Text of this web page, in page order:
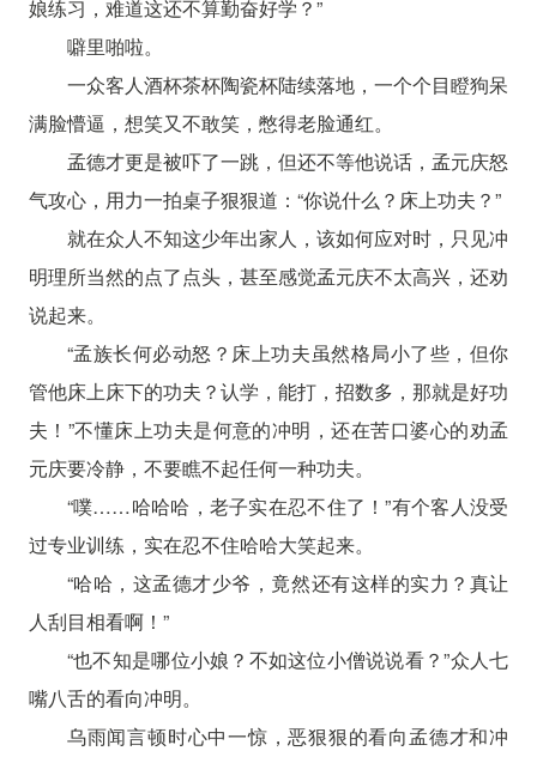
娘练习，难道这还不算勤奋好学？”
噼里啪啦。
一众客人酒杯茶杯陶瓷杯陆续落地，一个个目瞪狗呆
满脸懵逼，想笑又不敢笑，憋得老脸通红。
孟德才更是被吓了一跳，但还不等他说话，孟元庆怒
气攻心，用力一拍桌子狠狠道：“你说什么？床上功夫？”
就在众人不知这少年出家人，该如何应对时，只见冲
明理所当然的点了点头，甚至感觉孟元庆不太高兴，还劝
说起来。
“孟族长何必动怒？床上功夫虽然格局小了些，但你
管他床上床下的功夫？认学，能打，招数多，那就是好功
夫！”不懂床上功夫是何意的冲明，还在苦口婆心的劝孟
元庆要冷静，不要瞧不起任何一种功夫。
“噗……哈哈哈，老子实在忍不住了！”有个客人没受
过专业训练，实在忍不住哈哈大笑起来。
“哈哈，这孟德才少爷，竟然还有这样的实力？真让
人刮目相看啊！”
“也不知是哪位小娘？不如这位小僧说说看？”众人七
嘴八舌的看向冲明。
乌雨闻言顿时心中一惊，恶狠狠的看向孟德才和冲